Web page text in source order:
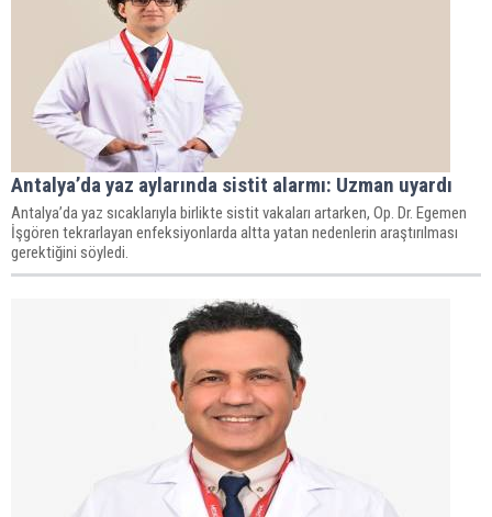
Antalya’da yaz aylarında sistit alarmı: Uzman uyardı
Antalya’da yaz sıcaklarıyla birlikte sistit vakaları artarken, Op. Dr. Egemen
İşgören tekrarlayan enfeksiyonlarda altta yatan nedenlerin araştırılması
gerektiğini söyledi.